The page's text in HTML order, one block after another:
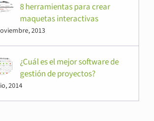
8 herramientas para crear
maquetas interactivas
2013
¿Cuál es el mejor software de
gestión de proyectos?
2014